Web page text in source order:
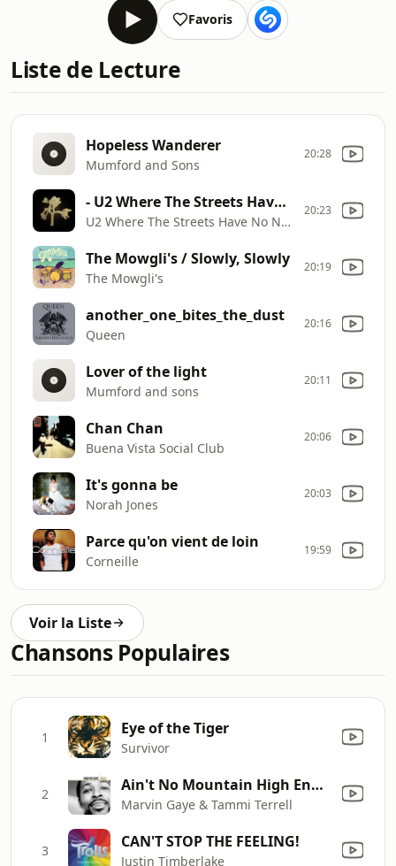
Favoris
Liste de Lecture
Hopeless Wanderer
Mumford and Sons
20:28
- U2 Where The Streets Have No Name
U2 Where The Streets Have No Name
20:23
The Mowgli's / Slowly, Slowly
The Mowgli's
20:19
another_one_bites_the_dust
Queen
20:16
Lover of the light
Mumford and sons
20:11
Chan Chan
Buena Vista Social Club
20:06
It's gonna be
Norah Jones
20:03
Parce qu'on vient de loin
Corneille
19:59
Voir la Liste
Chansons Populaires
1 Eye of the Tiger
Survivor
2 Ain't No Mountain High Enough
Marvin Gaye & Tammi Terrell
3 CAN'T STOP THE FEELING!
Justin Timberlake